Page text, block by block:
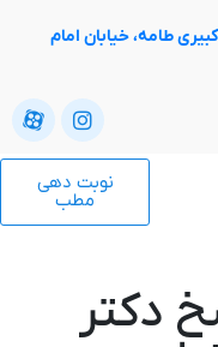
خیابان امام
نوبت دهی